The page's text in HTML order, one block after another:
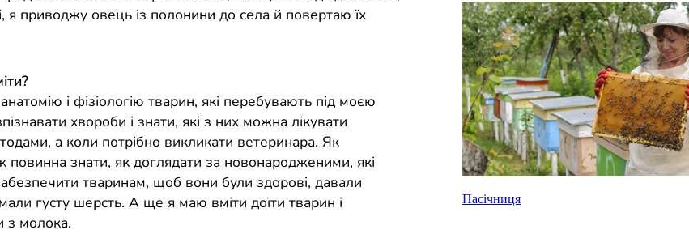
я приводжу овець із полонини до села й повертаю їх
і фізіологію тварин, які перебувають під моєю
хвороби і знати, які з них можна лікувати
а коли потрібно викликати ветеринара. Як
повинна знати, як доглядати за новонародженими, які
тваринам, щоб вони були здорові, давали
густу шерсть. А ще я маю вміти доїти тварин і
з молока.
Пасічниця